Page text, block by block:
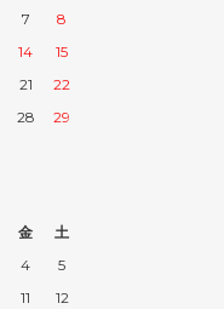
7
8
14
15
21
22
28
29
金
土
4
5
11
12